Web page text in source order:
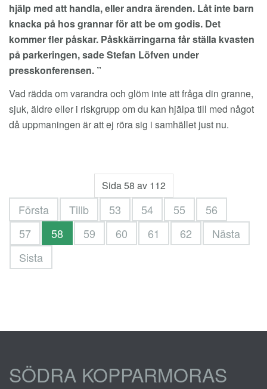
hjälp med att handla, eller andra ärenden. Låt inte barn
knacka på hos grannar för att be om godis. Det
kommer fler påskar. Påskkärringarna får ställa kvasten
på parkeringen, sade Stefan Löfven under
presskonferensen. ”
Vad rädda om varandra och glöm inte att fråga din granne,
sjuk, äldre eller i riskgrupp om du kan hjälpa till med något
då uppmaningen är att ej röra sig i samhället just nu.
Sida 58 av 112
Första Tillb 53 54 55
56
57
58 59 60 61 62
Nästa
Sista
SÖDRA KOPPARMORAS